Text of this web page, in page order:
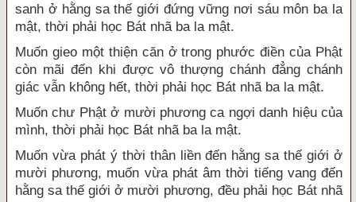
sanh ở hằng sa thế giới đứng vững nơi sáu môn ba la
mật, thời phải học Bát nhã ba la mật.
Muốn gieo một thiện căn ở trong phước điền của Phật
còn mãi đến khi được vô thượng chánh đẳng chánh
giác vẫn không hết, thời phải học Bát nhã ba la mật.
Muốn chư Phật ở mười phương ca ngợi danh hiệu của
mình, thời phải học Bát nhã ba la mật.
Muốn vừa phát ý thời thân liền đến hằng sa thế giới ở
mười phương, muốn vừa phát âm thời tiếng vang đến
hằng sa thế giới ở mười phương, đều phải học Bát nhã